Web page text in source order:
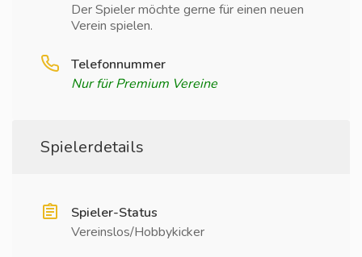
Der Spieler möchte gerne für einen neuen
Verein spielen.
Telefonnummer
Nur für Premium Vereine
Spielerdetails
Spieler-Status
Vereinslos/Hobbykicker